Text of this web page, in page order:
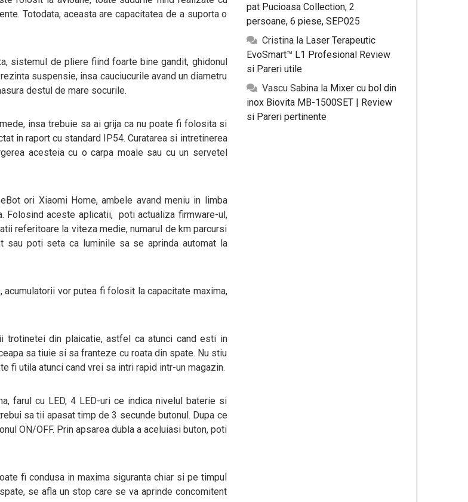
Totodata, aceasta are capacitatea de a suporta o
sistemul de pliere fiind foarte bine gandit, ghidonul
suspensie, insa cauciucurile avand un diametru
destul de mare socurile.
insa trebuie sa ai grija ca nu poate fi folosita si
in raport cu standard IP54. Curatarea si intretinerea
acesteia cu o carpa moale sau cu un servetel
ori Xiaomi Home, ambele avand meniu in limba
Folosind aceste aplicatii, poti actualiza firmware-ul,
referitoare la viteza medie, numarul de km parcursi
sau poti seta ca luminile sa se aprinda automat la
vor putea fi folosit la capacitate maxima,
din plaicatie, astfel ca atunci cand esti in
sa tiuie si sa franteze cu roata din spate. Nu stiu
fi utila atunci cand vrei sa intri rapid intr-un magazin.
farul cu LED, 4 LED-uri ce indica nivelul baterie si
sa tii apasat timp de 3 secunde butonul. Dupa ce
ON/OFF. Prin apsarea dubla a aceluiasi buton, poti
fi condusa in maxima siguranta chiar si pe timpul
se afla un stop care se va aprinde concomitent
pat Pucioasa Collection, 2
persoane, 6 piese, SEP025
Cristinala Laser Terapeutic
EvoSmart™ L1 Profesional Review
si Pareri utile
Vascu Sabinala Mixer cu bol din
inox Biovita MB-1500SET | Review
si Pareri pertinente